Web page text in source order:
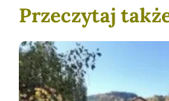
Przeczytaj